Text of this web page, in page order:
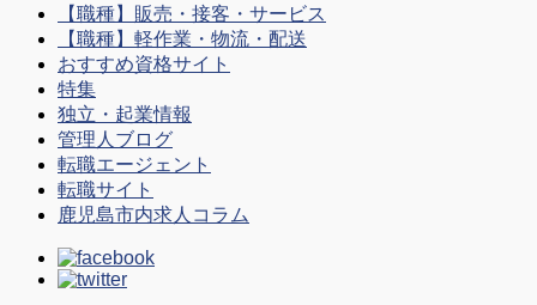
【職種】販売・接客・サービス
【職種】軽作業・物流・配送
おすすめ資格サイト
特集
独立・起業情報
管理人ブログ
転職エージェント
転職サイト
鹿児島市内求人コラム